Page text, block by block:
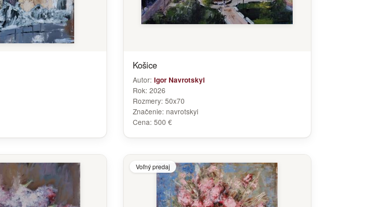
Košice
Autor: Igor Navrotskyi
Rok: 2026
Rozmery: 50x70
Značenie: navrotskyi
Cena: 500 €
Voľný predaj